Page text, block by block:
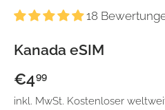
18
Kanada eSIM
€499
inkl. MwSt. Kostenloser